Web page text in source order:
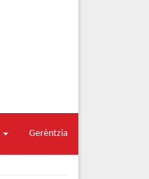
Gerèntzia